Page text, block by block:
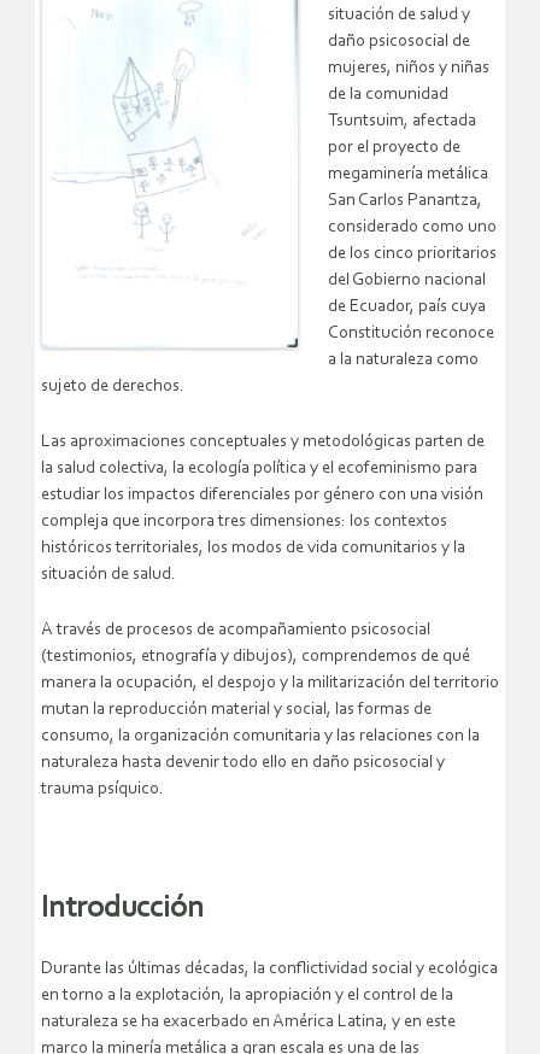
situación de salud y
daño psicosocial de
mujeres, niños y niñas
de la comunidad
Tsuntsuim, afectada
por el proyecto de
megaminería metálica
San Carlos Panantza,
considerado como uno
de los cinco prioritarios
del Gobierno nacional
de Ecuador, país cuya
Constitución reconoce
a la naturaleza como
sujeto de derechos.
Las aproximaciones conceptuales y metodológicas parten de
la salud colectiva, la ecología política y el ecofeminismo para
estudiar los impactos diferenciales por género con una visión
compleja que incorpora tres dimensiones: los contextos
históricos territoriales, los modos de vida comunitarios y la
situación de salud.
A través de procesos de acompañamiento psicosocial
(testimonios, etnografía y dibujos), comprendemos de qué
manera la ocupación, el despojo y la militarización del territorio
mutan la reproducción material y social, las formas de
consumo, la organización comunitaria y las relaciones con la
naturaleza hasta devenir todo ello en daño psicosocial y
trauma psíquico.
Introducción
Durante las últimas décadas, la conflictividad social y ecológica
en torno a la explotación, la apropiación y el control de la
naturaleza se ha exacerbado en América Latina, y en este
marco la minería metálica a gran escala es una de las